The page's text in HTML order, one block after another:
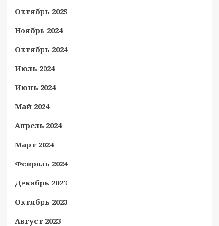
Октябрь 2025
Ноябрь 2024
Октябрь 2024
Июль 2024
Июнь 2024
Май 2024
Апрель 2024
Март 2024
Февраль 2024
Декабрь 2023
Октябрь 2023
Август 2023